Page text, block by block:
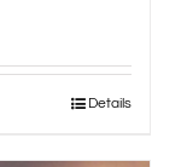
Details